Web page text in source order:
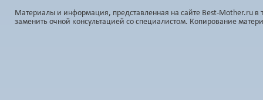
Материалы и информация, представленная на сайте Best-Mother.ru
заменить очной консультацией со специалистом. Копирование